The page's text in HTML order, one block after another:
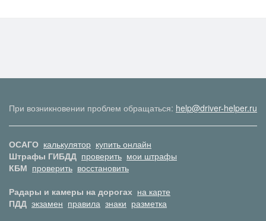
При возникновении проблем обращаться: help@driver-helper.ru
ОСАГО калькулятор купить онлайн
Штрафы ГИБДД проверить мои штрафы
КБМ проверить восстановить
Радары и камеры на дорогах на карте
ПДД экзамен правила знаки разметка